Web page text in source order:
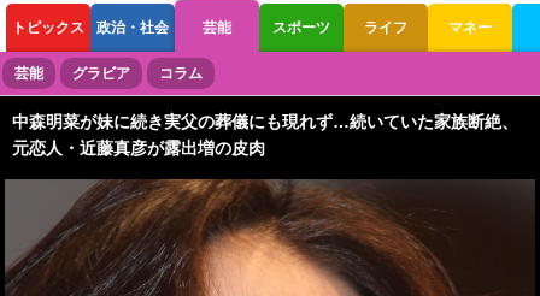
トピックス 政治・社会 芸能 スポーツ ライフ マネー
ボートレース 競輪 オートレース
芸能 グラビア コラム
中森明菜が妹に続き実父の葬儀にも現れず…続いていた家族断絶、
元恋人・近藤真彦が露出増の皮肉